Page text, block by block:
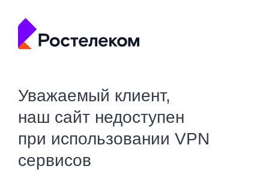
Уважаемый клиент,
наш сайт недоступен
при использовании VPN
сервисов